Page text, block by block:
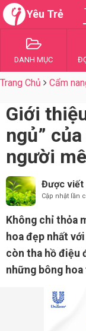
Yêu Trẻ
DANH MỤC
Trang Chủ Cẩm
Giới
ngủ”
người
Được viết
Cập nhật lần
Không chỉ thỏa
hoa đẹp nhất
còn tha hồ điệu
những bông